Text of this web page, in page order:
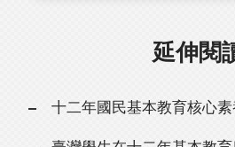
延伸閱
十二年國民基本教育核心